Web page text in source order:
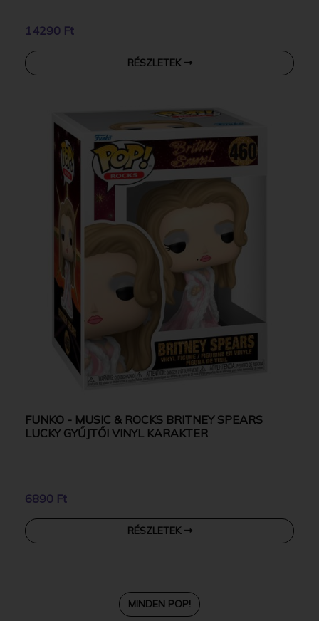
14290 Ft
RÉSZLETEK
FUNKO - MUSIC & ROCKS BRITNEY SPEARS
LUCKY GYŰJTŐI VINYL KARAKTER
6890 Ft
RÉSZLETEK
MINDEN POP!